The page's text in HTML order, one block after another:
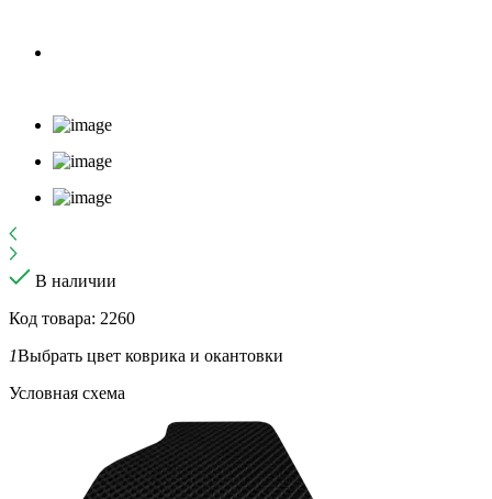
В наличии
Код товара: 2260
1Выбрать цвет коврика и окантовки
Условная схема